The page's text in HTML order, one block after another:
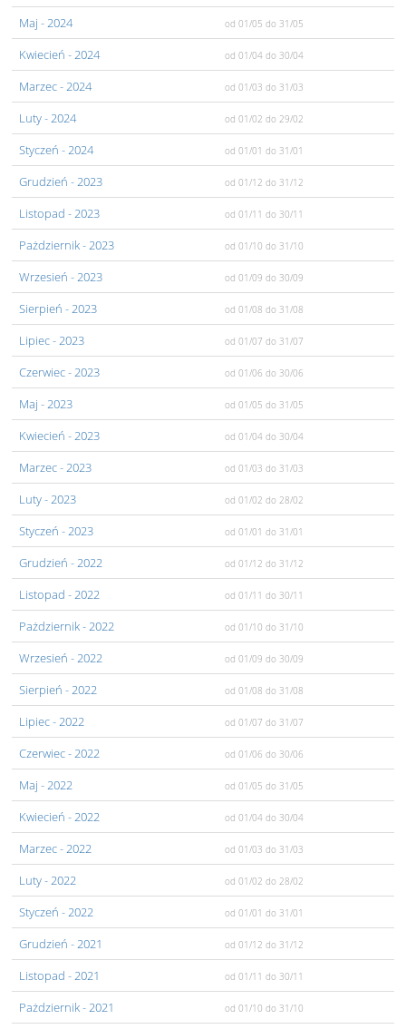
Maj - 2024 od 01/05 do 31/05
Kwiecień - 2024 od 01/04 do 30/04
Marzec- 2024 od 01/03 do 31/03
Luty- 2024 od 01/02 do 29/02
Styczeń - 2024 od 01/01 do 31/01
Grudzień - 2023 od 01/12 do 31/12
Listopad - 2023 od 01/11 do 30/11
Pażdziernik- 2023 od 01/10 do 31/10
Wrzesień - 2023 od 01/09 do 30/09
Sierpień - 2023 od 01/08 do 31/08
Lipiec- 2023 od 01/07 do 31/07
Czerwiec- 2023 od 01/06 do 30/06
Maj - 2023 od 01/05 do 31/05
Kwiecień - 2023 od 01/04 do 30/04
Marzec- 2023 od 01/03 do 31/03
Luty- 2023 od 01/02 do 28/02
Styczeń - 2023 od 01/01 do 31/01
Grudzień - 2022 od 01/12 do 31/12
Listopad - 2022 od 01/11 do 30/11
Pażdziernik- 2022 od 01/10 do 31/10
Wrzesień - 2022 od 01/09 do 30/09
Sierpień - 2022 od 01/08 do 31/08
Lipiec- 2022 od 01/07 do 31/07
Czerwiec- 2022 od 01/06 do 30/06
Maj - 2022 od 01/05 do 31/05
Kwiecień - 2022 od 01/04 do 30/04
Marzec- 2022 od 01/03 do 31/03
Luty- 2022 od 01/02 do 28/02
Styczeń - 2022 od 01/01 do 31/01
Grudzień - 2021 od 01/12 do 31/12
Listopad - 2021 od 01/11 do 30/11
Pażdziernik- 2021 od 01/10 do 31/10